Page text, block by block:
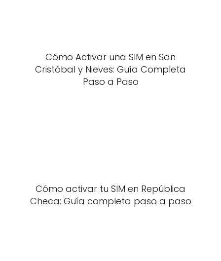
Cómo Activar una SIM en San
Cristóbal y Nieves: Guía Completa
Paso a Paso
Cómo activar tu SIM en República
Checa: Guía completa paso a paso